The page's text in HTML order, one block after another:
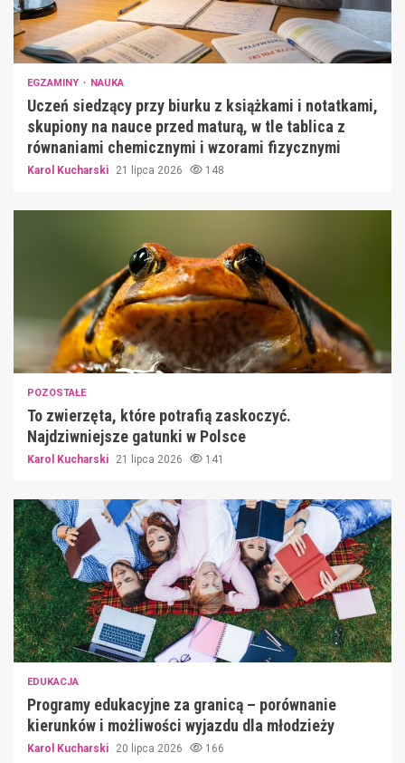
EGZAMINY NAUKA
Uczeń siedzący przy biurku z książkami i notatkami,
skupiony na nauce przed maturą, w tle tablica z
równaniami chemicznymi i wzorami fizycznymi
Karol Kucharski 21 lipca 2026 148
POZOSTAŁE
To zwierzęta, które potrafią zaskoczyć.
Najdziwniejsze gatunki w Polsce
Karol Kucharski 21 lipca 2026 141
EDUKACJA
Programy edukacyjne za granicą – porównanie
kierunków i możliwości wyjazdu dla młodzieży
Karol Kucharski 20 lipca 2026 166